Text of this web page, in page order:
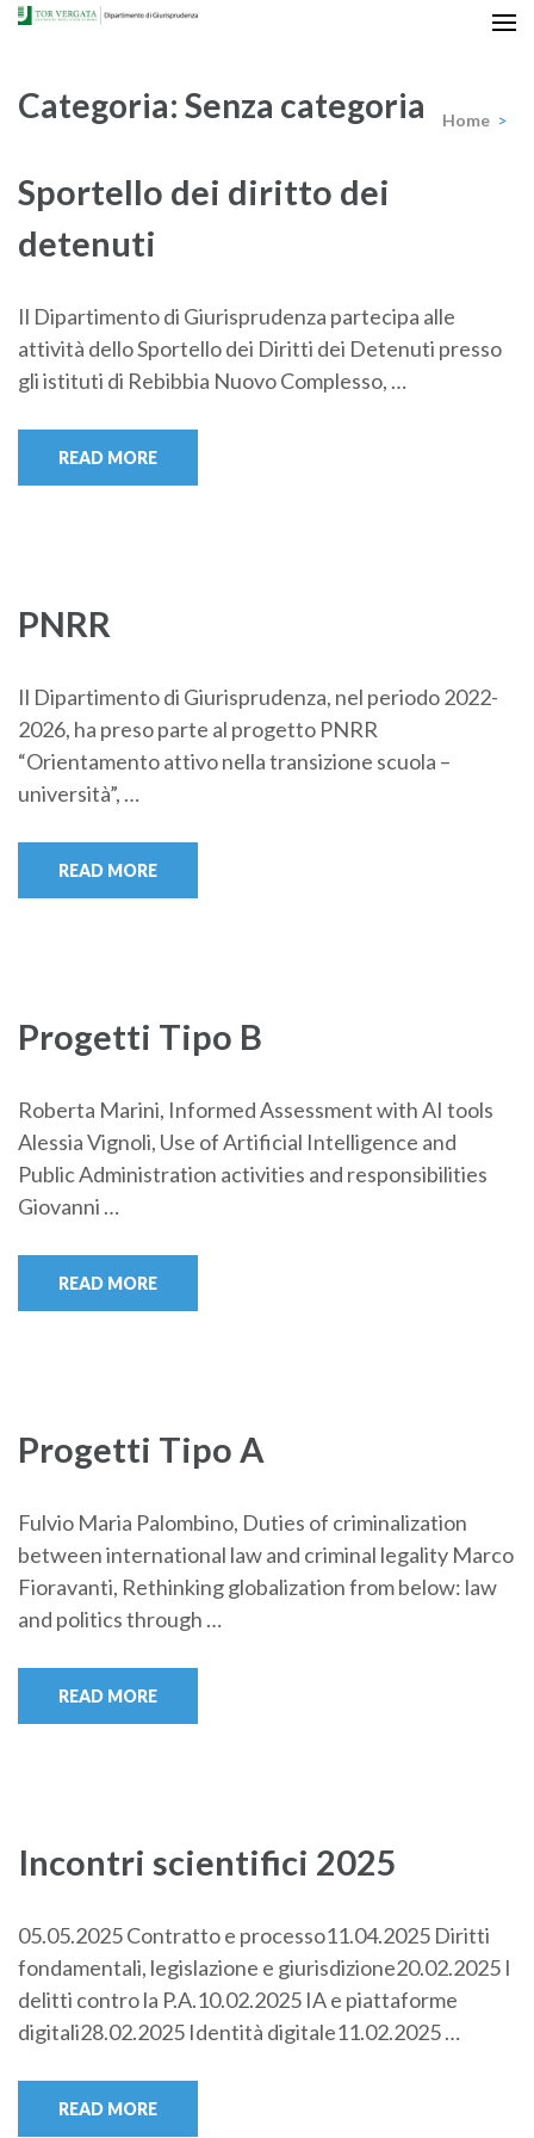
Skip
(Press
Categoria: Senza categoria Home >
Sportello dei diritto dei
detenuti
Il Dipartimento di Giurisprudenza partecipa alle
attività dello Sportello dei Diritti dei Detenuti presso
gli istituti di Rebibbia Nuovo Complesso, …
READ MORE
PNRR
Il Dipartimento di Giurisprudenza, nel periodo 2022-
2026, ha preso parte al progetto PNRR
“Orientamento attivo nella transizione scuola –
università”, …
READ MORE
Progetti Tipo B
Roberta Marini, Informed Assessment with AI tools
Alessia Vignoli, Use of Artificial Intelligence and
Public Administration activities and responsibilities
Giovanni …
READ MORE
Progetti Tipo A
Fulvio Maria Palombino, Duties of criminalization
between international law and criminal legality Marco
Fioravanti, Rethinking globalization from below: law
and politics through …
READ MORE
Incontri scientifici 2025
05.05.2025 Contratto e processo11.04.2025 Diritti
fondamentali, legislazione e giurisdizione20.02.2025 I
delitti contro la P.A.10.02.2025 IA e piattaforme
digitali28.02.2025 Identità digitale11.02.2025 …
READ MORE